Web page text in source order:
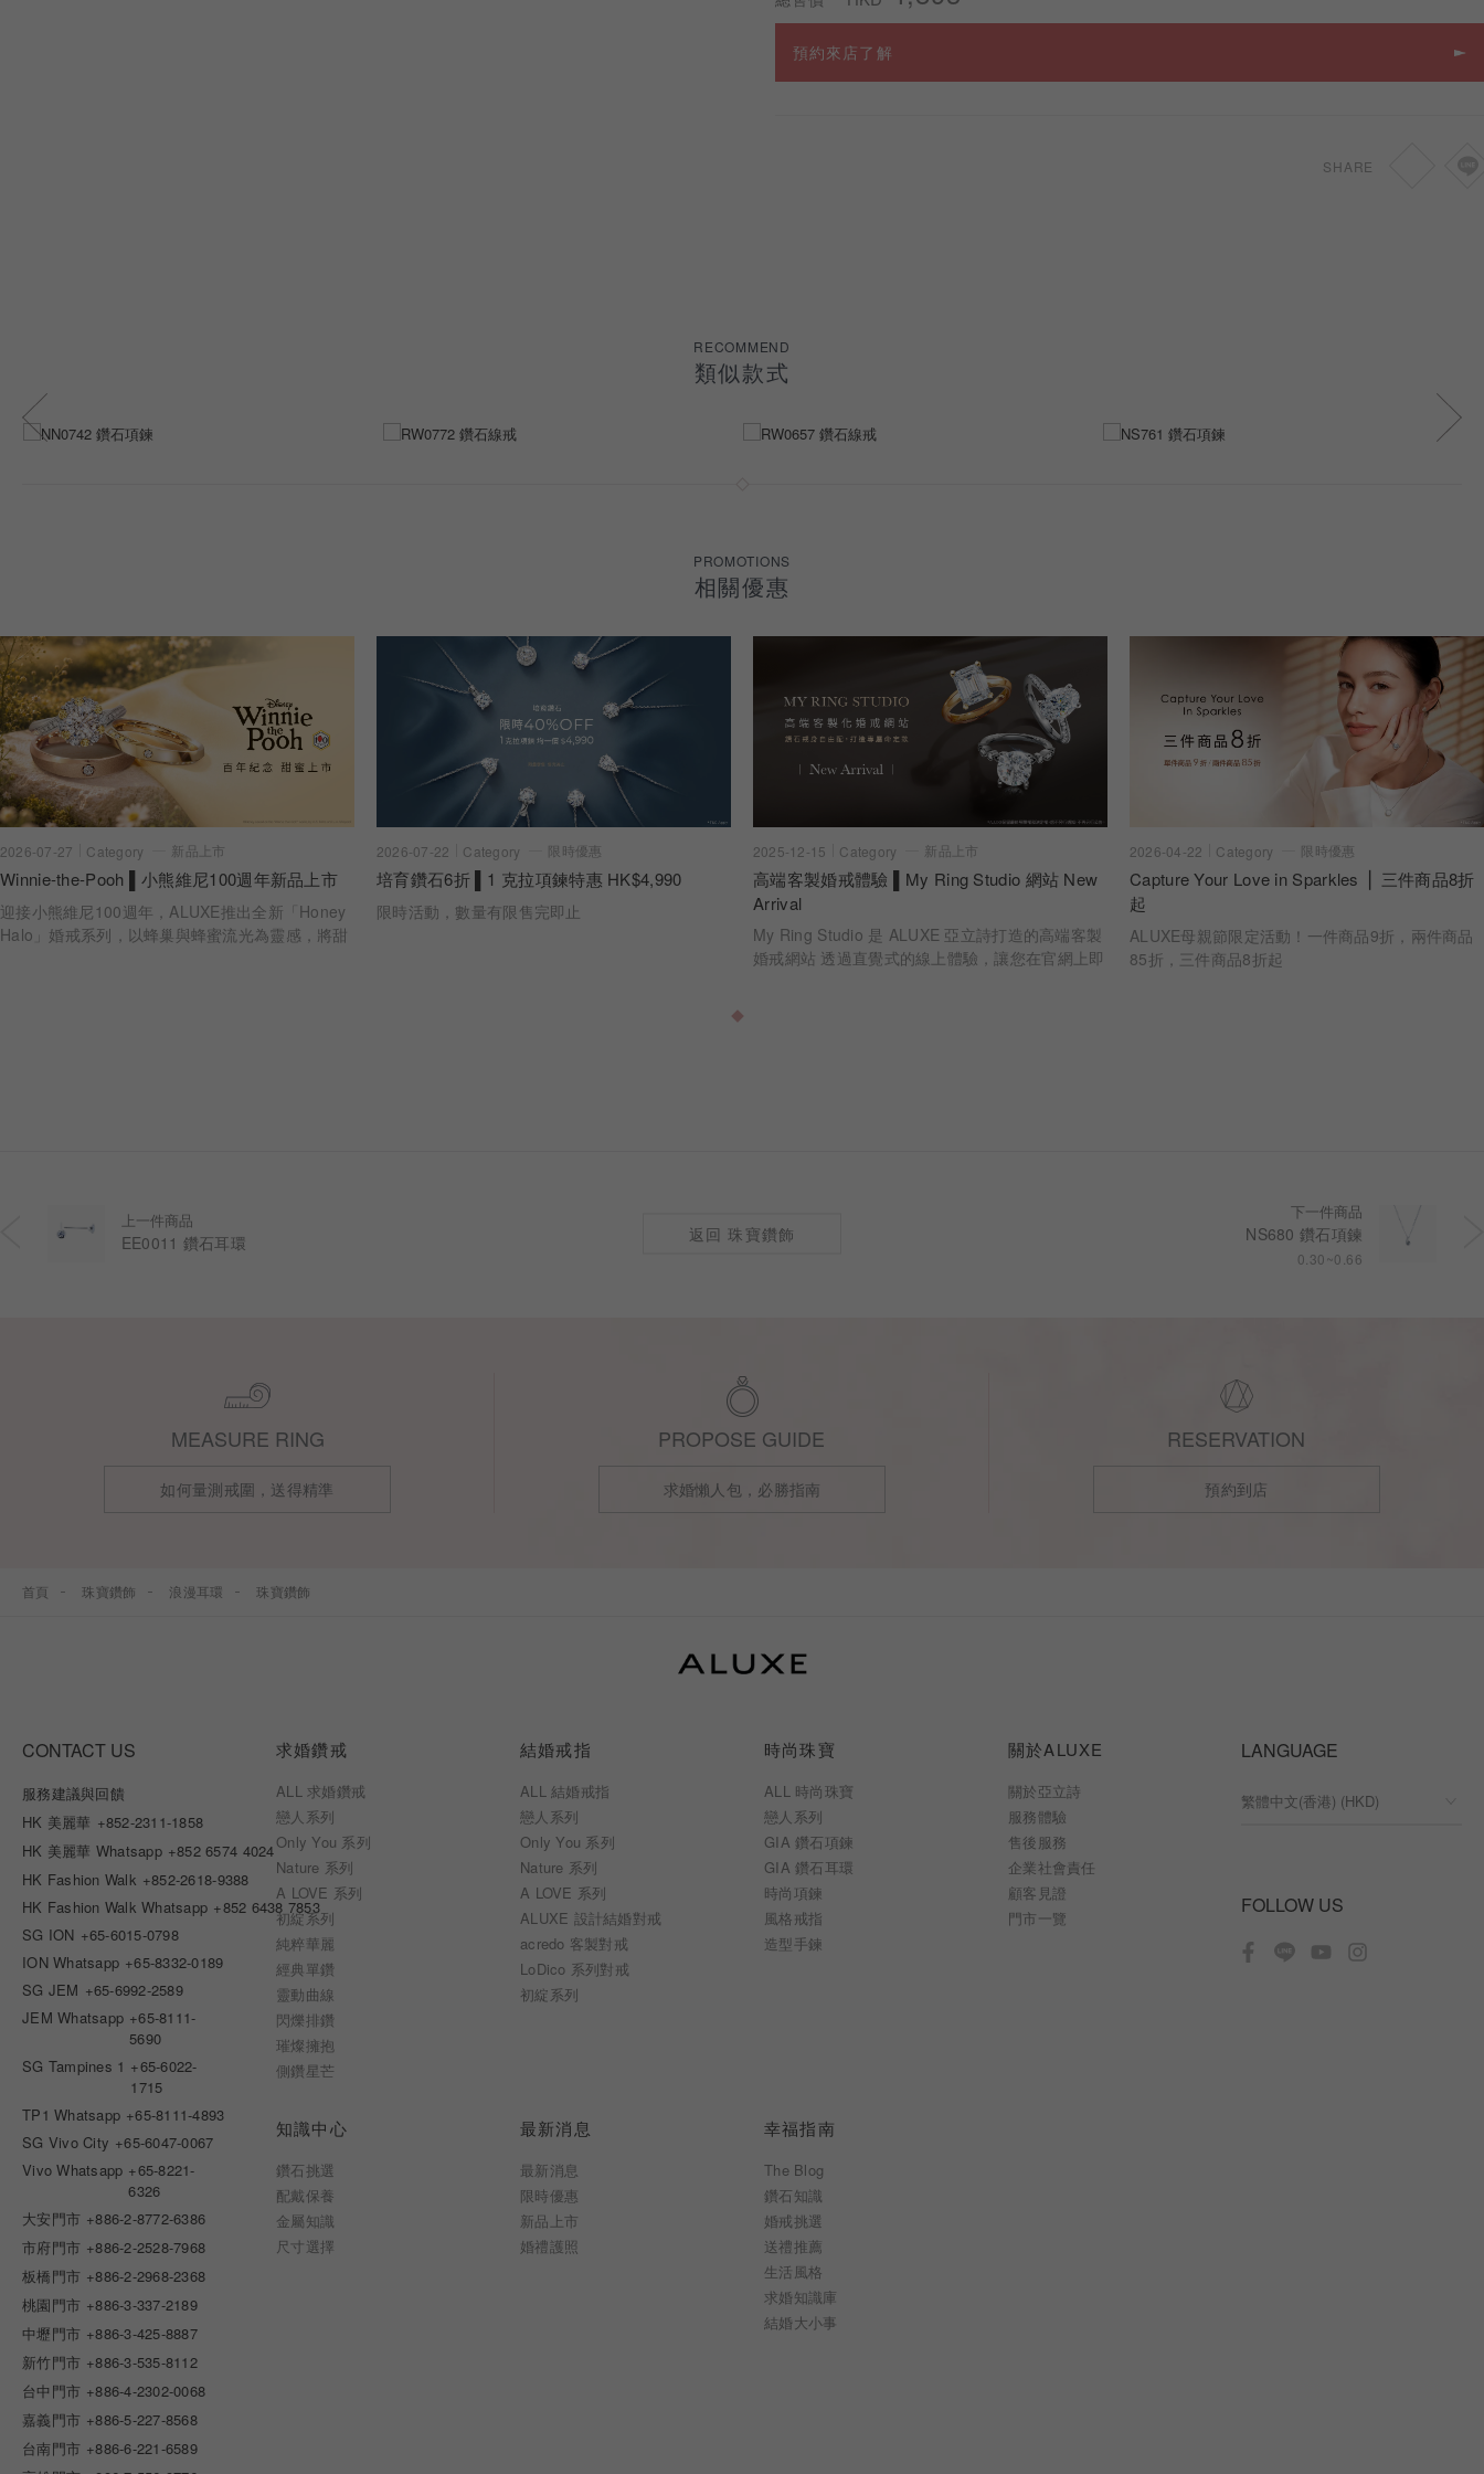
預約來店了解
SHARE
RECOMMEND
類似款式
PROMOTIONS
相關優惠
2026-07-27 Category 新品上市
Winnie-the-Pooh ▌小熊維尼100週年新品上市
迎接小熊維尼100週年，ALUXE推出全新「Honey
Halo」婚戒系列，以蜂巢與蜂蜜流光為靈感，將甜
2026-07-22 Category 限時優惠
培育鑽石6折 ▌1 克拉項鍊特惠 HK$4,990
限時活動，數量有限售完即止
2025-12-15 Category 新品上市
高端客製婚戒體驗 ▌My Ring Studio 網站 New
Arrival
My Ring Studio 是 ALUXE 亞立詩打造的高端客製
婚戒網站 透過直覺式的線上體驗，讓您在官網上即
2026-04-22 Category 限時優惠
Capture Your Love in Sparkles ⎪ 三件商品8折
起
ALUXE母親節限定活動！一件商品9折，兩件商品
85折，三件商品8折起
上一件商品
EE0011 鑽石耳環
下一件商品
NS680 鑽石項鍊
0.30~0.66
返回 珠寶鑽飾
MEASURE RING
如何量測戒圍，送得精準
PROPOSE GUIDE
求婚懶人包，必勝指南
RESERVATION
預約到店
首頁 珠寶鑽飾 浪漫耳環 珠寶鑽飾
CONTACT US
服務建議與回饋
HK 美麗華 +852-2311-1858
HK 美麗華 Whatsapp +852 6574 4024
HK Fashion Walk +852-2618-9388
HK Fashion Walk Whatsapp +852 6438 7853
SG ION +65-6015-0798
ION Whatsapp +65-8332-0189
SG JEM +65-6992-2589
JEM Whatsapp +65-8111-
5690
SG Tampines 1 +65-6022-
1715
TP1 Whatsapp +65-8111-4893
SG Vivo City +65-6047-0067
Vivo Whatsapp +65-8221-
6326
大安門市 +886-2-8772-6386
市府門市 +886-2-2528-7968
板橋門市 +886-2-2968-2368
桃園門市 +886-3-337-2189
中壢門市 +886-3-425-8887
新竹門市 +886-3-535-8112
台中門市 +886-4-2302-0068
嘉義門市 +886-5-227-8568
台南門市 +886-6-221-6589
求婚鑽戒
ALL 求婚鑽戒
戀人系列
Only You 系列
Nature 系列
A LOVE 系列
初綻系列
純粹華麗
經典單鑽
靈動曲線
閃爍排鑽
璀燦擁抱
側鑽星芒
結婚戒指
ALL 結婚戒指
戀人系列
Only You 系列
Nature 系列
A LOVE 系列
ALUXE 設計結婚對戒
acredo 客製對戒
LoDico 系列對戒
初綻系列
時尚珠寶
ALL 時尚珠寶
戀人系列
GIA 鑽石項鍊
GIA 鑽石耳環
時尚項鍊
風格戒指
造型手鍊
關於ALUXE
關於亞立詩
服務體驗
售後服務
企業社會責任
顧客見證
門市一覽
知識中心
鑽石挑選
配戴保養
金屬知識
尺寸選擇
最新消息
最新消息
限時優惠
新品上市
婚禮護照
幸福指南
The Blog
鑽石知識
婚戒挑選
送禮推薦
生活風格
求婚知識庫
結婚大小事
LANGUAGE
FOLLOW US